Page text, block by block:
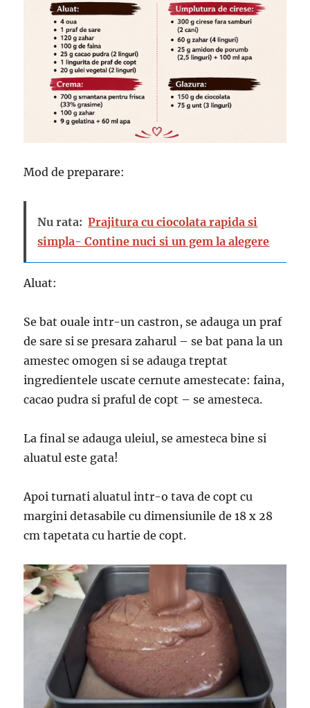
Mod de preparare:
Nu rata: Prajitura cu ciocolata rapida si
simpla- Contine nuci si un gem la alegere
Aluat:
Se bat ouale intr-un castron, se adauga un praf
de sare si se presara zaharul – se bat pana la un
amestec omogen si se adauga treptat
ingredientele uscate cernute amestecate: faina,
cacao pudra si praful de copt – se amesteca.
La final se adauga uleiul, se amesteca bine si
aluatul este gata!
Apoi turnati aluatul intr-o tava de copt cu
margini detasabile cu dimensiunile de 18 x 28
cm tapetata cu hartie de copt.